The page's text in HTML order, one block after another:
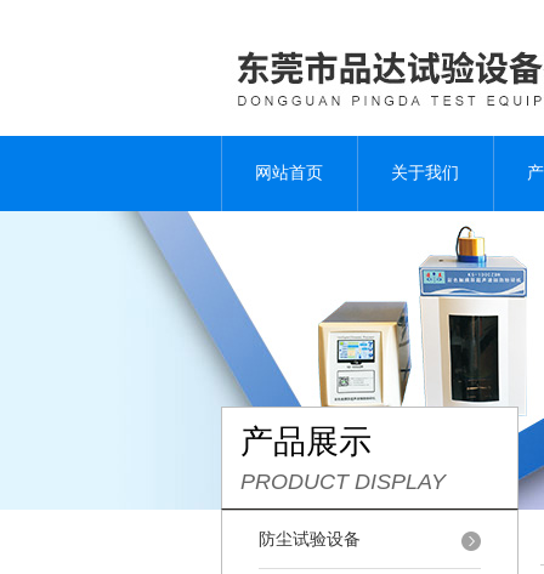
网站首页 关于我们
产品展示
PRODUCT DISPLAY
防尘试验设备